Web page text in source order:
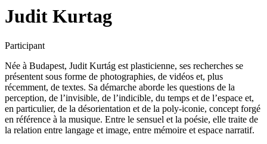
Judit Kurtag
Participant
Née à Budapest, Judit Kurtág est plasticienne, ses recherches se
présentent sous forme de photographies, de vidéos et, plus
récemment, de textes. Sa démarche aborde les questions de la
perception, de l’invisible, de l’indicible, du temps et de l’espace et,
en particulier, de la désorientation et de la poly-iconie, concept forgé
en référence à la musique. Entre le sensuel et la poésie, elle traite de
la relation entre langage et image, entre mémoire et espace narratif.